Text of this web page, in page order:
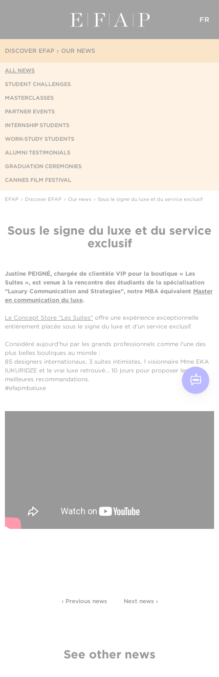
FR
OUR NEWS
DISCOVER EFAP
ALL NEWS
STUDENT CHALLENGES
MASTERCLASSES
PARTNER EVENTS
INTERNSHIP STUDENTS
WORK-STUDY STUDENTS
ALUMNI TESTIMONIALS
GRADUATION CEREMONIES
CANNES FILM FESTIVAL
EFAP Discover EFAP Our news Sous le signe du luxe et du service exclusif
Sous le signe du luxe et du service
exclusif
Justine PEIGNÉ, chargée de clientèle VIP pour la boutique « Les
Suites », est venue à la rencontre des étudiants de la spécialisation
“Luxury Communication and Strategies", notre MBA équivalent Master
en communication du luxe.
Le Concept Store “Les Suites" offre une expérience exceptionnelle
entièrement placée sous le signe du luxe et d'un service exclusif.
Considéré aujourd'hui par les grands professionnels comme l'une des
plus belles boutiques au monde :
85 designers internationaux, 3 suites intimistes, 1 visionnaire Mme EKA
IUKURIDZE et le vrai luxe retrouvé... 10 jours pour proposer les
meilleures recommandations.
#efapmbaluxe
‹ Previous news Next news ›
See other news